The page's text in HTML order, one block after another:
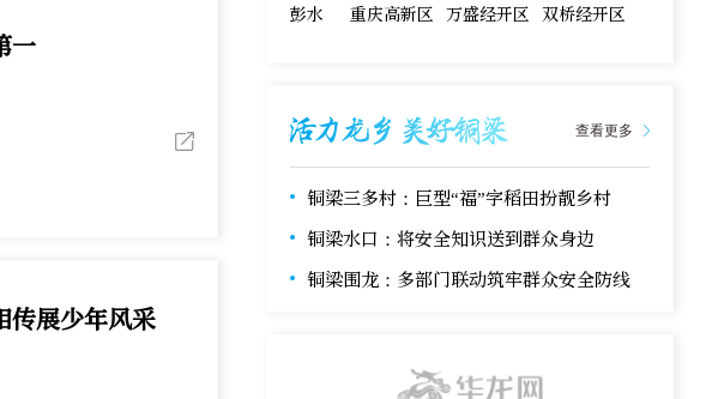
一
传展少年风采
彭水
重庆高新区 万盛经开区 双桥经开区
查看更多
铜梁三多村：巨型“福”字稻田扮靓乡村
铜梁水口：将安全知识送到群众身边
铜梁围龙：多部门联动筑牢群众安全防线